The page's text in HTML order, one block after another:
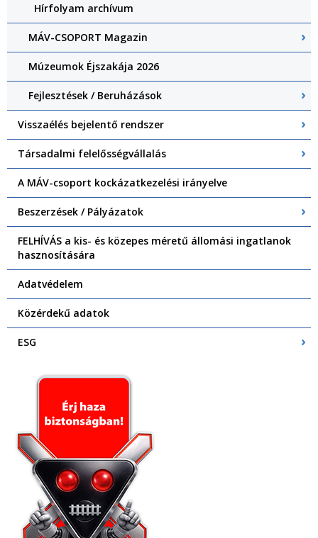
Hírfolyam archívum
MÁV-CSOPORT Magazin
Múzeumok Éjszakája 2026
Fejlesztések / Beruházások
Visszaélés bejelentő rendszer
Társadalmi felelősségvállalás
A MÁV-csoport kockázatkezelési irányelve
Beszerzések / Pályázatok
FELHÍVÁS a kis- és közepes méretű állomási ingatlanok
hasznosítására
Adatvédelem
Közérdekű adatok
ESG